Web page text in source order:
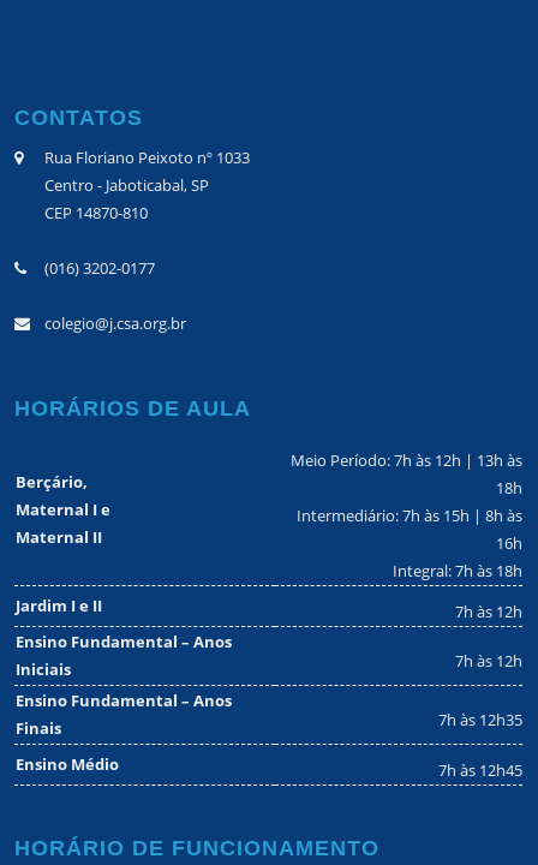
CONTATOS
Rua Floriano Peixoto nº 1033
Centro - Jaboticabal, SP
CEP 14870-810
(016) 3202-0177
colegio@j.csa.org.br
HORÁRIOS DE AULA
Berçário,
Maternal I e
Maternal II
Meio Período: 7h às 12h | 13h às
18h
Intermediário: 7h às 15h | 8h às
16h
Integral: 7h às 18h
Jardim I e II
7h às 12h
Ensino Fundamental – Anos
Iniciais
7h às 12h
Ensino Fundamental – Anos
Finais
7h às 12h35
Ensino Médio 7h às 12h45
HORÁRIO DE FUNCIONAMENTO